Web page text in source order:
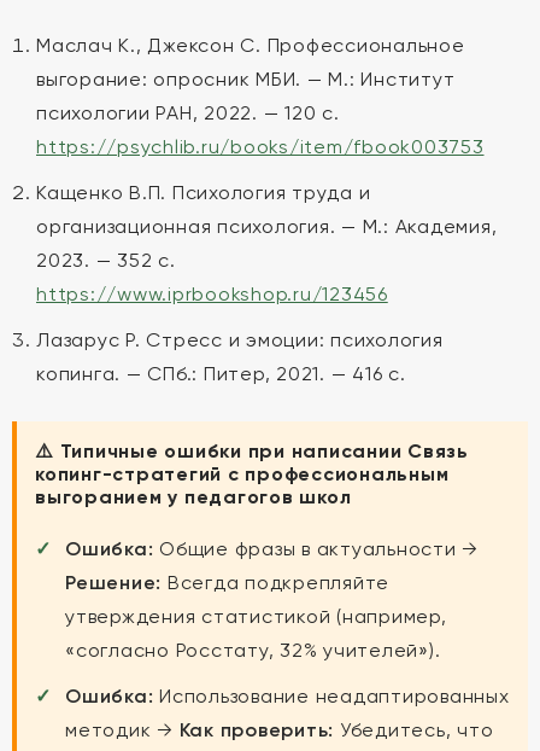
Маслач К., Джексон С. Профессиональное
выгорание: опросник МБИ. — М.: Институт
психологии РАН, 2022. — 120 с.
https://psychlib.ru/books/item/fbook003753
Кащенко В.П. Психология труда и
организационная психология. — М.: Академия,
2023. — 352 с.
https://www.iprbookshop.ru/123456
Лазарус Р. Стресс и эмоции: психология
копинга. — СПб.: Питер, 2021. — 416 с.
⚠️ Типичные ошибки при написании Связь
копинг-стратегий с профессиональным
выгоранием у педагогов школ
Ошибка: Общие фразы в актуальности →
Решение: Всегда подкрепляйте
утверждения статистикой (например,
«согласно Росстату, 32% учителей»).
Ошибка: Использование неадаптированных
методик → Как проверить: Убедитесь, что